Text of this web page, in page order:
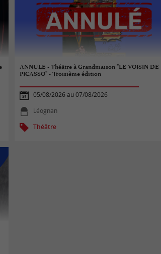
ANNULÉ - Théâtre à Grandmaison "LE VOISIN DE
PICASSO" - Troisième édition
05/08/2026 au 07/08/2026
Léognan
Théâtre